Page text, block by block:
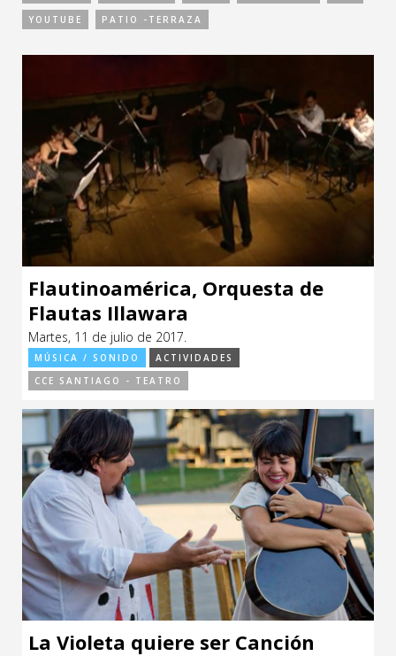
Sitios de interés
Escénicas
Infantil / Juvenil
Letras
Música / Sonido
Patrimonio
Radio / Podcast
YOUTUBE PATIO -TERRAZA
Flautinoamérica, Orquesta de
Flautas Illawara
Martes, 11 de julio de 2017.
MÚSICA / SONIDO
ACTIVIDADES
CCE SANTIAGO - TEATRO
La Violeta quiere ser Canción